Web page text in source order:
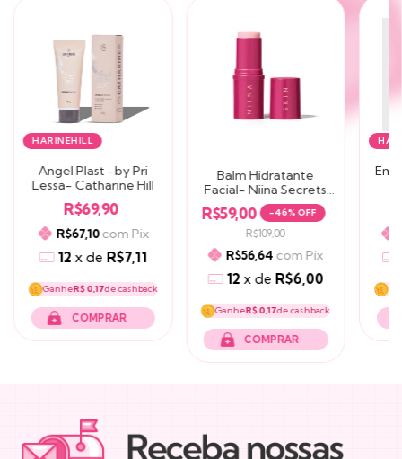
HARINEHILL
Angel Plast -by Pri
Lessa- Catharine Hill
R$69,90
R$67,10com Pix
12 x de R$7,11
GanheR$ 0,17de cashback
Balm Hidratante
Facial- Niina Secrets
15g
R$59,00 -46% OFF
R$109,00
R$56,64com Pix
12 x de R$6,00
GanheR$ 0,17de cashback
NEWSLETTER